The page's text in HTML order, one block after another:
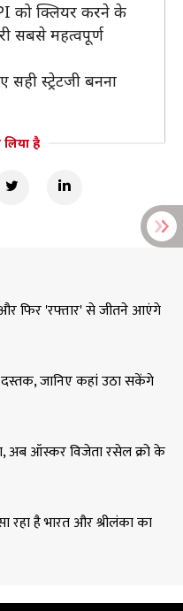
को क्लियर करने के
सबसे महत्वपूर्ण
स्ट्रेटजी बनना
है
और फिर 'रफ्तार' से जीतने आएंगे
जानिए कहां उठा सकेंगे
अब ऑस्कर विजेता रसेल क्रो के
रहा है भारत और श्रीलंका का